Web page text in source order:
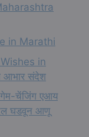
in Marathi
in
आभार संदेश
चेंजिंग एआय
घडवून आणू